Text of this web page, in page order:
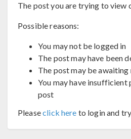
The post you are trying to view
Possible reasons:
You may not be logged in
The post may have been
The post may be
You may have
post
Pleaseclick here to login and